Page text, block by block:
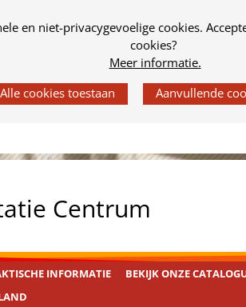
en niet-privacygevoelige cookies.
cookies?
Meer informatie.
Centrum
k
i
INFORMATIE BEKIJK ONZE